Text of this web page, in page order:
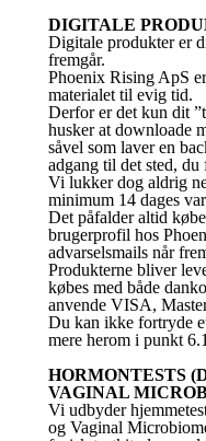
DIGITALE
Digitale produkter er
fremgår.
Phoenix Rising ApS
materialet til evig tid.
Derfor er det kun dit
husker at downloade
såvel som laver en
adgang til det sted,
Vi lukker dog aldrig
minimum 14 dages
Det påfalder altid
brugerprofil hos
advarselsmails når
Produkterne bliver
købes med både
anvende VISA,
Du kan ikke fortryde
mere herom i punkt
HORMONTESTS
VAGINAL
Vi udbyder
og Vaginal